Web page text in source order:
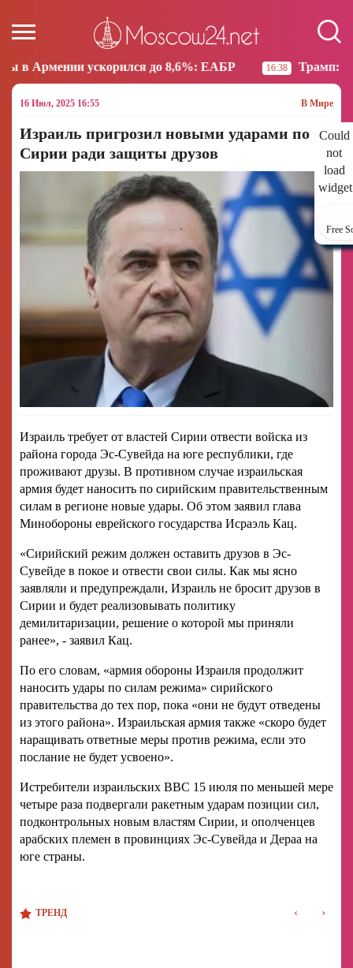
до 8,6%: ЕАБР 16:38 Трамп: США больше не
16 Июл, 2025 16:55 В Мире
Could
not
load
Free
Израиль пригрозил новыми ударами по
Сирии ради защиты друзов
Израиль требует от властей Сирии отвести войска из
района города Эс-Сувейда на юге республики, где
проживают друзы. В противном случае израильская
армия будет наносить по сирийским правительственным
силам в регионе новые удары. Об этом заявил глава
Минобороны еврейского государства Исраэль Кац.
«Сирийский режим должен оставить друзов в Эс-
Сувейде в покое и отвести свои силы. Как мы ясно
заявляли и предупреждали, Израиль не бросит друзов в
Сирии и будет реализовывать политику
демилитаризации, решение о которой мы приняли
ранее», - заявил Кац.
По его словам, «армия обороны Израиля продолжит
наносить удары по силам режима» сирийского
правительства до тех пор, пока «они не будут отведены
из этого района». Израильская армия также «скоро будет
наращивать ответные меры против режима, если это
послание не будет усвоено».
Истребители израильских ВВС 15 июля по меньшей мере
четыре раза подвергали ракетным ударам позиции сил,
подконтрольных новым властям Сирии, и ополченцев
арабских племен в провинциях Эс-Сувейда и Дераа на
юге страны.
ТРЕНД ‹ ›